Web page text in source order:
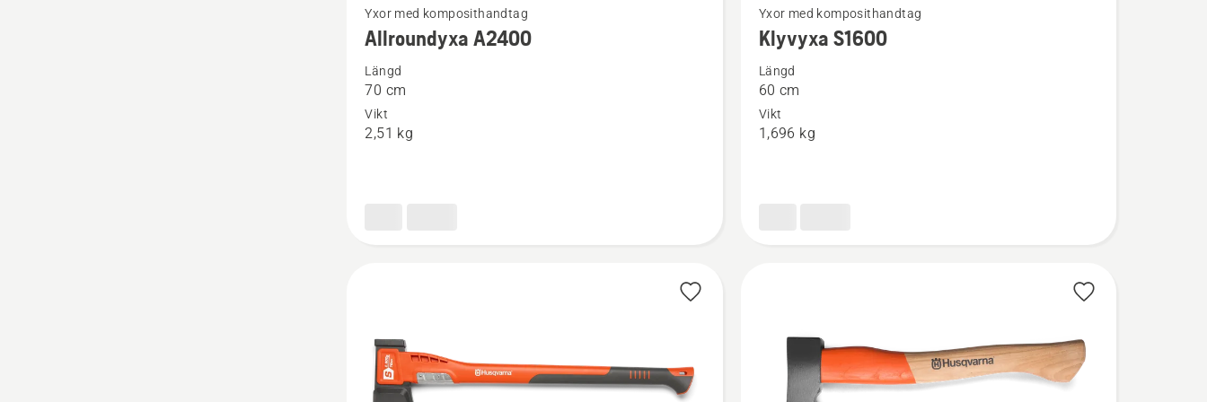
mer
information
om
A2400
Yxor med komposithandtag
Allroundyxa A2400
Längd
70 cm
Vikt
2,51 kg
mer
information
om
S1600
Yxor med komposithandtag
Klyvyxa S1600
Längd
60 cm
Vikt
1,696 kg